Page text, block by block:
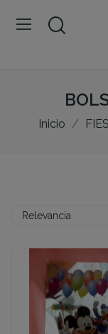
Inicio
Relevancia